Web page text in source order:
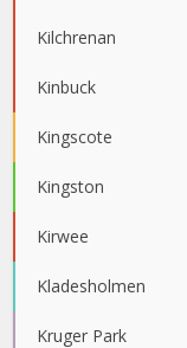
Kilchrenan
Kinbuck
Kingscote
Kingston
Kirwee
Kladesholmen
Kruger Park